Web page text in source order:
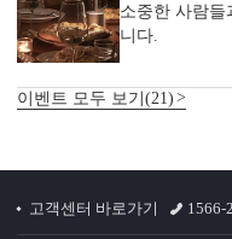
감성 더하기
소중한 사람들
니다.
이벤트 모두 보기(21)
고객센터 바로가기 1566-